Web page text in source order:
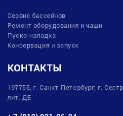
Сервис бассейнов
Ремонт оборудования и чаши
Пуско-наладка
Консервация и запуск
КОНТАКТЫ
197755, г. Санкт-Петербург, г.
лит. ДЕ